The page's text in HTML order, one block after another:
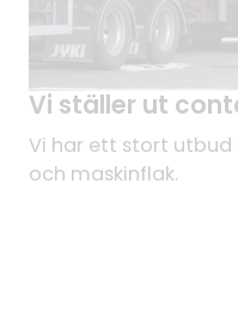
Vi ställer ut
Vi har ett stort
och maskinflak.